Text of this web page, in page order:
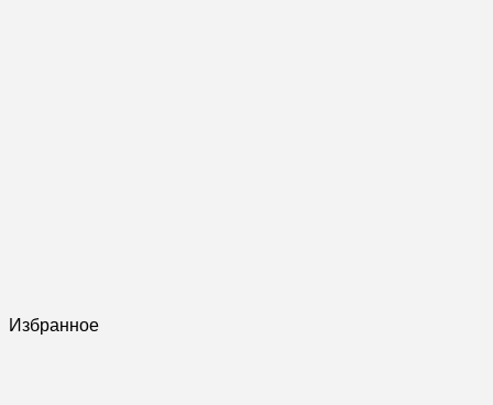
Избранное